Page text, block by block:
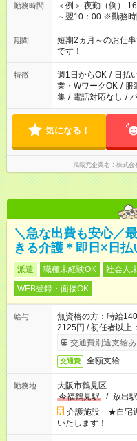
勤務時間
＜例＞ 夜勤（例）
～翌10：00 ※勤務時間は
みたい」 「しっかり
い」など ご希望にあっ
の方の場合は1～2ヶ
仕事に慣れてからの夜勤になりま
必要な場合も遠慮な
期間
短期2ヵ月～のお仕
です！
特徴 週1日からOK / 日払
業・WワークOK / 服
集 / 電話対応なし /
気になる！
掲載元企業名 株式会
＼急な出費も安心／
きる介護＊即日×日払
派遣 職種未経験OK 社会人
WEB登録・面接OK
給与
無資格の方：時給
2125円 / 初任者以
日収例：1万1200円
交通費別途支給あ
交通費 全額支給
勤務地
大阪市鶴見区
今福鶴見駅
/ 放出駅
介護施設 ★自宅
いたします！